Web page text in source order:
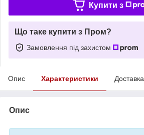
Купити з
Що таке купити з Пром?
Замовлення під захистом
Опис Характеристики Доставка
Опис